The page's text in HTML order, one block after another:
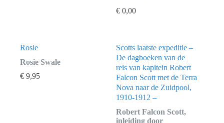
€ 0,00
Rosie
Rosie Swale
€ 9,95
Scotts laatste expeditie –
De dagboeken van de
reis van kapitein Robert
Falcon Scott met de Terra
Nova naar de Zuidpool,
1910-1912 –
Robert Falcon Scott,
inleiding door